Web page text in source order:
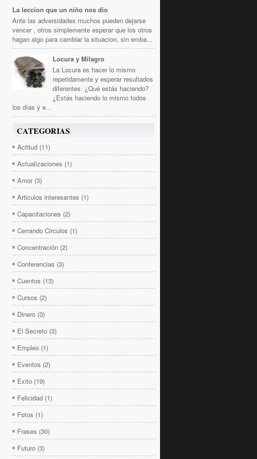
La leccion que un niño nos dio
Ante las adversidades muchos pueden dejarse
vencer , otros simplemente esperar que los otros
hagan algo para cambiar la situacion, sin emba...
Locura y Milagro
La Locura es hacer lo mismo
repetidamente y esperar resultados
diferentes. ¿Qué estás haciendo?
¿Estás haciendo lo mismo todos
los días y e...
CATEGORIAS
Actitud (11)
Actualizaciones (1)
Amor (3)
Articulos interesantes (1)
Capacitaciones (2)
Cerrando Circulos (1)
Concentración (2)
Conferencias (3)
Cuentos (13)
Cursos (2)
Dinero (3)
El Secreto (3)
Empleo (1)
Eventos (2)
Exito (19)
Felicidad (1)
Fotos (1)
Frases (30)
Futuro (3)